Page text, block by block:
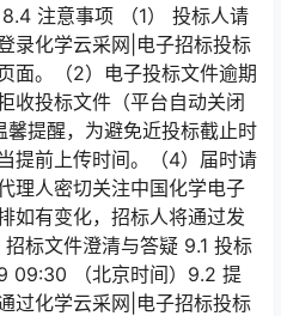
注意事项 （1） 投标人请
录化学云采网|电子招标投标
面。（2）电子投标文件逾期
收投标文件（平台自动关闭
提醒，为避免近投标截止时
提前上传时间。（4）届时请
理人密切关注中国化学电子
如有变化，招标人将通过发
标文件澄清与答疑 9.1 投标
09:30 （北京时间）9.2 提
过化学云采网|电子招标投标